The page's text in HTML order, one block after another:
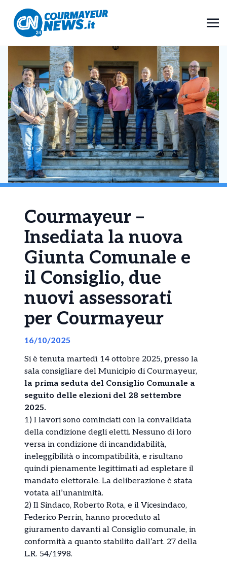
Courmayeur –
Insediata la nuova
Giunta Comunale e
il Consiglio, due
nuovi assessorati
per Courmayeur
16/10/2025
Si è tenuta martedì 14 ottobre 2025, presso la
sala consigliare del Municipio di Courmayeur,
la prima seduta del Consiglio Comunale a
seguito delle elezioni del 28 settembre
2025.
1) I lavori sono cominciati con la convalidata
della condizione degli eletti. Nessuno di loro
versa in condizione di incandidabilità,
ineleggibilità o incompatibilità, e risultano
quindi pienamente legittimati ad espletare il
mandato elettorale. La deliberazione è stata
votata all’unanimità.
2) Il Sindaco, Roberto Rota, e il Vicesindaco,
Federico Perrin, hanno proceduto al
giuramento davanti al Consiglio comunale, in
conformità a quanto stabilito dall’art. 27 della
L.R. 54/1998.